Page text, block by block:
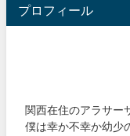
プロフィール
関西在住のアラサー
僕は幸か不幸か幼少